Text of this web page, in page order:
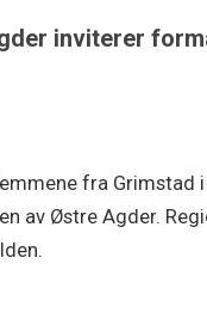
inviterer
fra
av Østre Agder.